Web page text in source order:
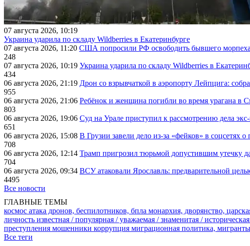
07 августа 2026, 10:19
Украина ударила по складу Wildberries в Екатеринбурге
07 августа 2026, 11:20 США попросили РФ освободить бывшего
248
07 августа 2026, 10:19 Украина ударила по складу Wildberries в
434
06 августа 2026, 21:19 Дрон со взрывчаткой в аэропорту Лейпцига:
955
06 августа 2026, 21:06 Ребёнок и женщина погибли во время урагана в
803
06 августа 2026, 19:06 Суд на Урале приступил к рассмотрению дела
651
06 августа 2026, 15:08 В Грузии завели дело из-за «фейков» в соцсетях
708
06 августа 2026, 12:14 Трамп пригрозил тюрьмой допустившим утечку
704
06 августа 2026, 09:34 ВСУ атаковали Ярославль: предварительной
4495
Все новости
ГЛАВНЫЕ ТЕМЫ
космос атака дронов, беспилотников, бпла монархия, дворянство,
личность известная / популярная / уважаемая / знаменитая / историческая
преступления мошенники коррупция миграционная политика, мигранты
Все теги